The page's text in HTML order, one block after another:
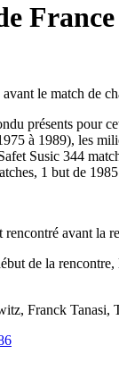
le match de
présents pour
à 1989), les
Susic 344
1 but de
avant la
de la
Franck Tanasi,